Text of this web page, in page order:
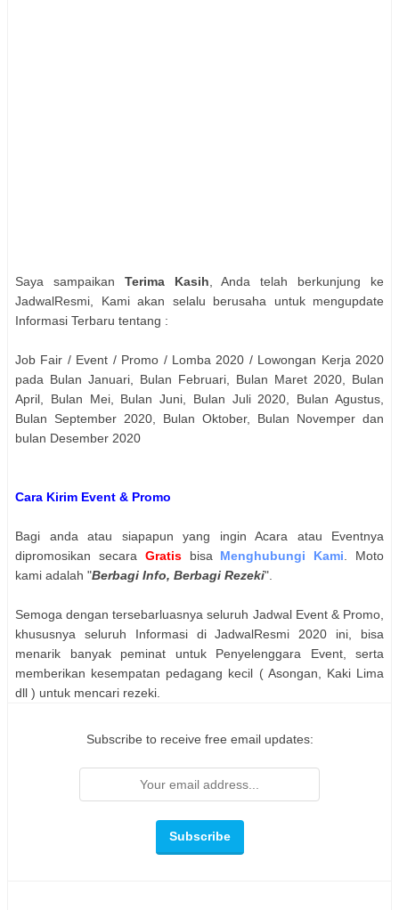
Saya sampaikan Terima Kasih , Anda telah berkunjung ke
JadwalResmi, Kami akan selalu berusaha untuk mengupdate
Informasi Terbaru tentang :
Job Fair / Event / Promo / Lomba 2020 / Lowongan Kerja 2020
pada Bulan Januari, Bulan Februari, Bulan Maret 2020, Bulan
April, Bulan Mei, Bulan Juni, Bulan Juli 2020, Bulan Agustus,
Bulan September 2020, Bulan Oktober, Bulan Novemper dan
bulan Desember 2020
Cara Kirim Event & Promo
Bagi anda atau siapapun yang ingin Acara atau Eventnya
dipromosikan secara Gratisbisa Menghubungi Kami . Moto
kami adalah "Berbagi Info, Berbagi Rezeki".
Semoga dengan tersebarluasnya seluruh Jadwal Event & Promo,
khususnya seluruh Informasi di JadwalResmi 2020 ini, bisa
menarik banyak peminat untuk Penyelenggara Event, serta
memberikan kesempatan pedagang kecil ( Asongan, Kaki Lima
dll ) untuk mencari rezeki.
Subscribe to receive free email updates: